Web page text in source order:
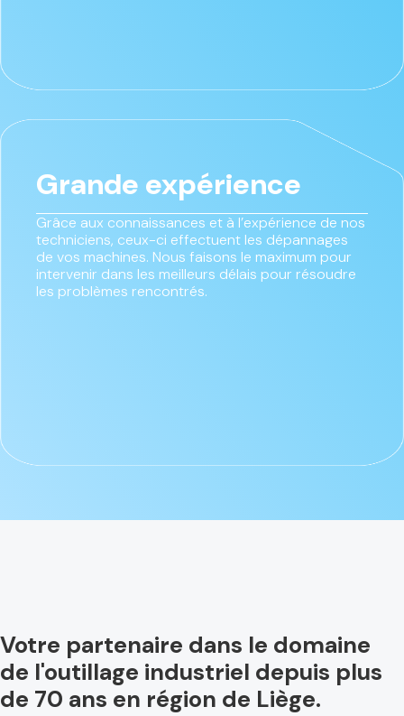
Grande expérience
Grâce aux connaissances et à l’expérience de nos
techniciens, ceux-ci effectuent les dépannages
de vos machines. Nous faisons le maximum pour
intervenir dans les meilleurs délais pour résoudre
les problèmes rencontrés.
Votre partenaire dans le domaine
de l'outillage industriel depuis plus
de 70 ans en région de Liège.